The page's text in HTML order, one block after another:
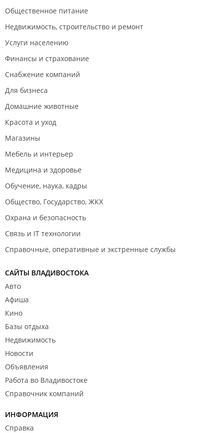
Общественное питание
Недвижимость, строительство и ремонт
Услуги населению
Финансы и страхование
Снабжение компаний
Для бизнеса
Домашние животные
Красота и уход
Магазины
Мебель и интерьер
Медицина и здоровье
Обучение, наука, кадры
Общество, Государство, ЖКХ
Охрана и безопасность
Связь и IT технологии
Справочные, оперативные и экстренные службы
САЙТЫ ВЛАДИВОСТОКА
Авто
Афиша
Кино
Базы отдыха
Недвижимость
Новости
Объявления
Работа во Владивостоке
Справочник компаний
ИНФОРМАЦИЯ
Справка